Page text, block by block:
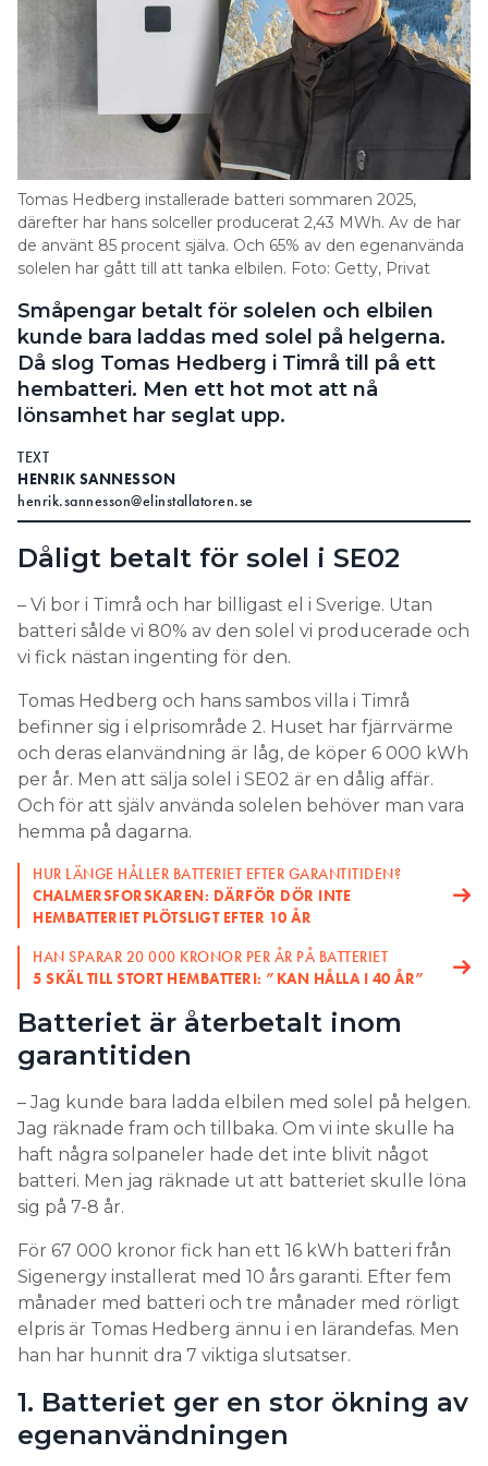
AC-
spåret
för
av dess ombordladdare, fast å andra sidan
medger detta val att den externa laddaren
kan vara enklare och därmed billigare, utan
behov av avancerad kraftelektronik.
VID LIKSTRÖMSBASERAD V2G
sker
omvandlingen mellan AC och DC i själva
laddstationen. Energi kan därmed överföras direkt
från bilens batteri utan hjälp av ombordladdaren. I-
och urladdning blir snabbare och kraven på
fordonets interna laddutrustning blir mindre. Men
laddstationerna blir dyrare och mer komplexa. Flera
tillverkare av laddboxar och högspänningsladdare
har sådana laddstationer på gång.
LÄS OCKSÅ:
STOR MARKNADSÖVERSIKT – 24 LADDBOXAR
När V2G kom på tal trodde de flesta biltillverkare
på likströmsalternativet, men efter hand har
pendeln svängt till förmån för AC. Volvo var tidiga
med att byta riktning på sin utveckling och delar
europeiska fordonstillverkare. Renault, Volvo,
Polestar, Kia och Hyundai satsar på AC, men
syskonbolagen Kia och Hyundai, som redan har V2G
alternativen.
I DC-LÄGRET ÅTERFINNS VW-KONCERNENmed VW,
Audi, Skoda och Cupra som varumärken. Där finns
också japanska Nissan, som var först med tekniken
med sin Nissan Leaf 2012, och amerikanska
biltillverkare.
3. Om AC-lägret vinner behöver
elbilarna kunna ladda till olika
länders elnät
Ett problem med AC som ännu inte är löst är att
den el som elbilens ombordladdare genererar
måste vara användbar i det aktuella landets elnät,
den måste vara kompatibel med nätkoden. Men
nätkoden är ännu inte specificerad i ISO 15118-s
protokoll, så elen som produceras kan inte
godkännas av elnätsansvariga. Det här problemet
försvinner vid DC-laddning.
MER OM V2G:
ÅTTA SAKER DU BEHÖVER VETA OM DUBBELRIKTAD
LADDNING
4. Det tar minst 3 år
rapport om V2G häromåret. Där konstateras att
även om pilotprojekt genomförs på flera håll i
Tomas Hedberg installerade batteri sommaren 2025,
därefter har hans solceller producerat 2,43 MWh. Av de har
de använt 85 procent själva. Och 65% av den egenanvända
solelen har gått till att tanka elbilen. Foto: Getty, Privat
Småpengar betalt för solelen och elbilen
kunde bara laddas med solel på helgerna.
Då slog Tomas Hedberg i Timrå till på ett
hembatteri. Men ett hot mot att nå
lönsamhet har seglat upp.
TEXT
HENRIK SANNESSON
henrik.sannesson@elinstallatoren.se
Dåligt betalt för solel i SE02
– Vi bor i Timrå och har billigast el i Sverige. Utan
batteri sålde vi 80% av den solel vi producerade och
vi fick nästan ingenting för den.
Tomas Hedberg och hans sambos villa i Timrå
befinner sig i elprisområde 2. Huset har fjärrvärme
och deras elanvändning är låg, de köper 6 000 kWh
per år. Men att sälja solel i SE02 är en dålig affär.
Och för att själv använda solelen behöver man vara
hemma på dagarna.
HUR LÄNGE HÅLLER BATTERIET EFTER GARANTITIDEN?
CHALMERSFORSKAREN: DÄRFÖR DÖR INTE
HEMBATTERIET PLÖTSLIGT EFTER 10 ÅR
HAN SPARAR 20 000 KRONOR PER ÅR PÅ BATTERIET
5 SKÄL TILL STORT HEMBATTERI: ”KAN HÅLLA I 40 ÅR”
Batteriet är återbetalt inom
garantitiden
– Jag kunde bara ladda elbilen med solel på helgen.
Jag räknade fram och tillbaka. Om vi inte skulle ha
haft några solpaneler hade det inte blivit något
batteri. Men jag räknade ut att batteriet skulle löna
sig på 7-8 år.
För 67 000 kronor fick han ett 16 kWh batteri från
Sigenergy installerat med 10 års garanti. Efter fem
månader med batteri och tre månader med rörligt
elpris är Tomas Hedberg ännu i en lärandefas. Men
han har hunnit dra 7 viktiga slutsatser.
1. Batteriet ger en stor ökning av
egenanvändningen